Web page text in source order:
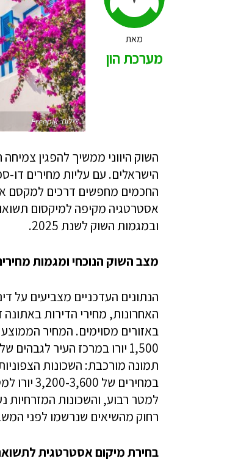
מאת
מערכת הון
צילום: Freepik
השוק היווני ממשיך להפגין
הישראלים. עם עליות מחירים
החכמים מחפשים דרכים למקסם
אסטרטגיה מקיפה למיקסום
ובמגמות השוק לשנת 2025.
מצב השוק הנוכחי ומגמות
הנתונים העדכניים מצביעים על
רחוק מהשיאים שנרשמו לפני המשבר הכלכלי של 2008, דבר המעיד
בחירת מיקום אסטרטגית